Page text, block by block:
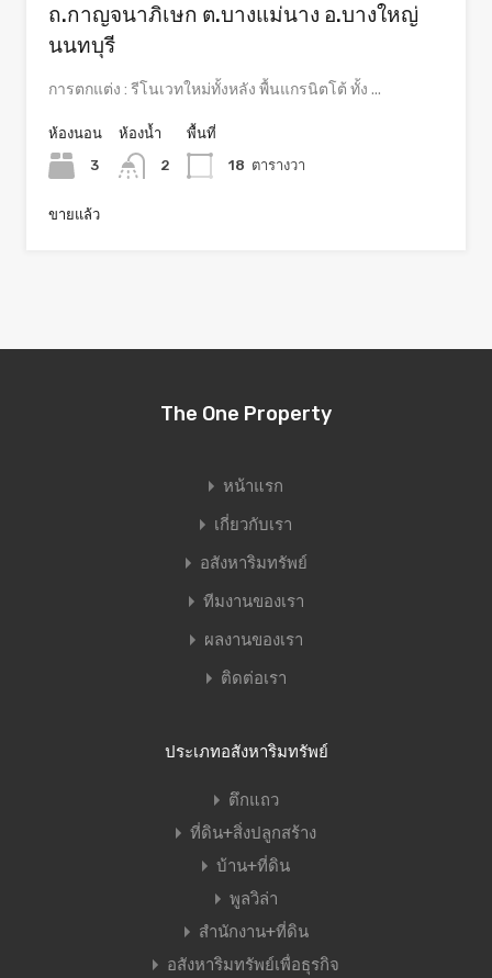
ถ.กาญจนาภิเษก ต.บางแม่นาง อ.บางใหญ่
นนทบุรี
การตกแต่ง : รีโนเวทใหม่ทั้งหลัง พื้นแกรนิตโต้ ทั้ง ...
ห้องนอน
3
ห้องน้ำ
2
พื้นที่
18 ตารางวา
ขายแล้ว
The One Property
หน้าแรก
เกี่ยวกับเรา
อสังหาริมทรัพย์
ทีมงานของเรา
ผลงานของเรา
ติดต่อเรา
ประเภทอสังหาริมทรัพย์
ตึกแถว
ที่ดิน+สิ่งปลูกสร้าง
บ้าน+ที่ดิน
พูลวิล่า
สำนักงาน+ที่ดิน
อสังหาริมทรัพย์เพื่อธุรกิจ